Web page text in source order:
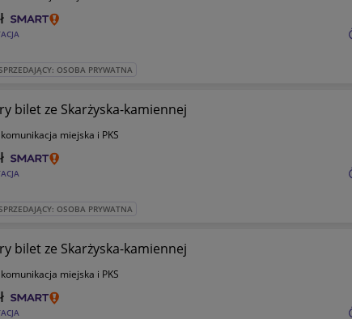
OSOBA PRYWATNA
bilet ze Skarżyska-kamiennej
komunikacja miejska i PKS
OSOBA PRYWATNA
bilet ze Skarżyska-kamiennej
komunikacja miejska i PKS